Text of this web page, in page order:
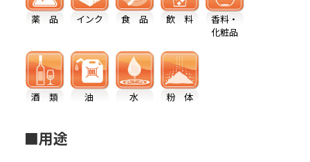
薬 品 インク 食 品 飲 料
香料・
化粧品
酒 類 油 水 粉 体
■用途